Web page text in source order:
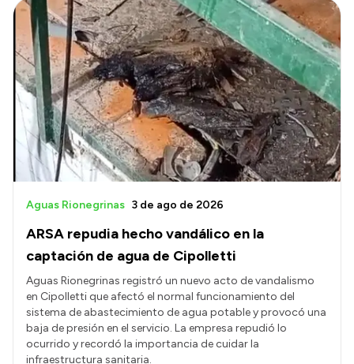
ARSA repudia hecho vandálico en la
captación de agua de Cipolletti
Aguas Rionegrinas 3 de ago de 2026
Aguas Rionegrinas registró un nuevo acto de vandalismo
en Cipolletti que afectó el normal funcionamiento del
sistema de abastecimiento de agua potable y provocó una
baja de presión en el servicio. La empresa repudió lo
ocurrido y recordó la importancia de cuidar la
infraestructura sanitaria.